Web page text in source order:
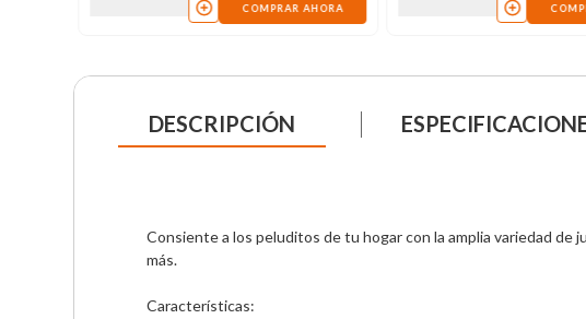
COMPRAR AHORA
DESCRIPCIÓN
Consiente a los peluditos de tu hogar con la amplia variedad de
más.
Características: